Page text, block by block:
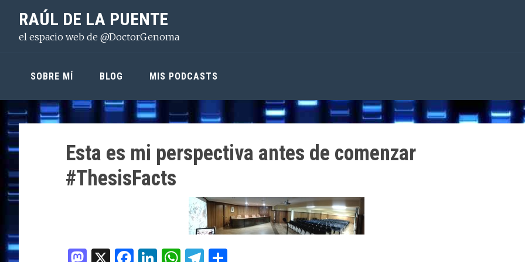
principal
contenido
lateral
RAÚL DE LA PUENTE
el espacio web de @DoctorGenoma
SOBRE MÍ BLOG MIS PODCASTS
Esta es mi perspectiva antes de comenzar
#ThesisFacts